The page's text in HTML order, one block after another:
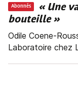
Abonnés
« Une
bouteille »
Odile Coene-
Laboratoire chez